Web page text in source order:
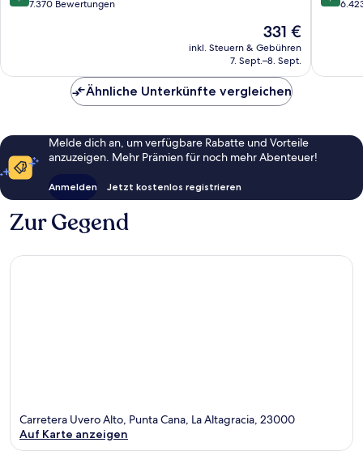
von
Bewertungen
7.370 Bewertungen
Der
Preis
beträgt
331 €
inkl. Steuern & Gebühren
7. Sept.–8. Sept.
von
Ähnliche Unterkünfte vergleichen
Melde dich an, um verfügbare Rabatte und Vorteile
anzuzeigen. Mehr Prämien für noch mehr Abenteuer!
Anmelden Jetzt kostenlos registrieren
Zur Gegend
Carretera Uvero Alto, Punta Cana, La Altagracia, 23000
Auf Karte anzeigen